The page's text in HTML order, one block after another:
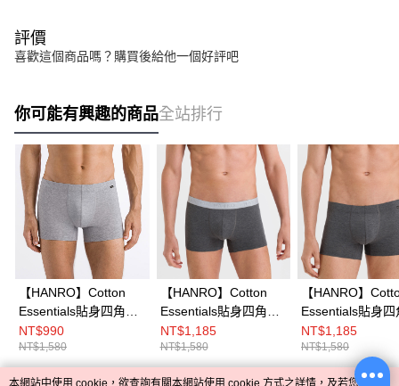
評價
喜歡這個商品嗎？購買後給他一個好評吧
你可能有興趣的商品全站排行
【HANRO】Cotton
Essentials貼身四角男
內褲(紗灰)
NT$990
NT$1,580
【HANRO】Cotton
Essentials貼身四角男
內褲S-XL(深灰)
NT$1,185
NT$1,580
【HANRO】
Essentials貼身四
內褲S-XL(深灰)
NT$1,185
NT$1,580
本網站中使用 cookie，欲查詢有關本網站使用 cookie 方式之詳情，及若您不希